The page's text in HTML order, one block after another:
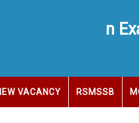
n
VACANCY RSMSSB